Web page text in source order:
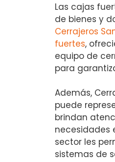
Las cajas
de bienes y
Cerrajeros
fuertes,
equipo de
para
Además,
puede
brindan
necesidades
sector les
sistemas de